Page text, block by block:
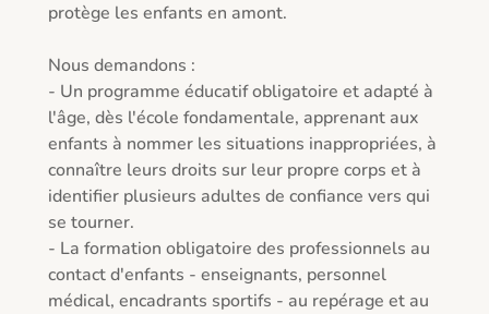
protège les enfants en amont.
Nous demandons :
- Un programme éducatif obligatoire et adapté à
l'âge, dès l'école fondamentale, apprenant aux
enfants à nommer les situations inappropriées, à
connaître leurs droits sur leur propre corps et à
identifier plusieurs adultes de confiance vers qui
se tourner.
- La formation obligatoire des professionnels au
contact d'enfants - enseignants, personnel
médical, encadrants sportifs - au repérage et au